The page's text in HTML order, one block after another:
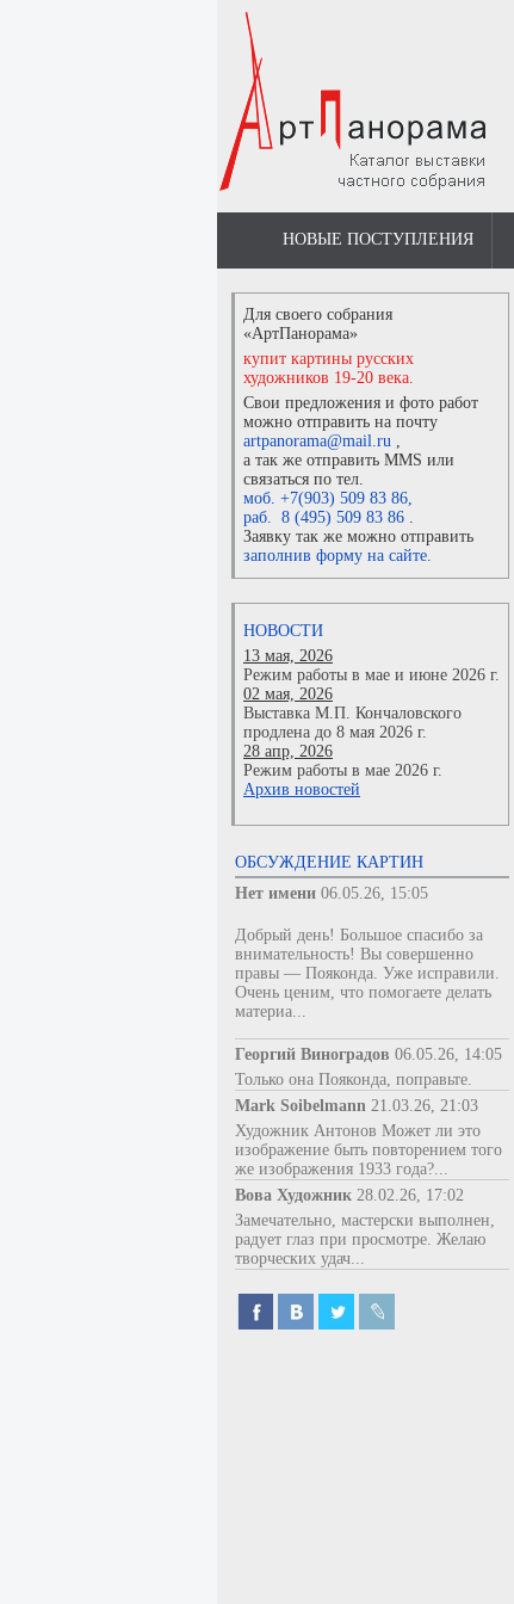
НОВЫЕ ПОСТУПЛЕНИЯ
Для своего собрания
«АртПанорама»
купит картины русских
художников 19-20 века.
Свои предложения и фото работ
можно отправить на почту
artpanorama@mail.ru ,
а так же отправить MMS или
связаться по тел.
моб. +7(903) 509 83 86,
раб. 8 (495) 509 83 86 .
Заявку так же можно отправить
заполнив форму на сайте.
НОВОСТИ
13 мая, 2026
Режим работы в мае и июне 2026 г.
02 мая, 2026
Выставка М.П. Кончаловского
продлена до 8 мая 2026 г.
28 апр, 2026
Режим работы в мае 2026 г.
Архив новостей
ОБСУЖДЕНИЕ КАРТИН
Нет имени 06.05.26, 15:05
Добрый день! Большое спасибо за
внимательность! Вы совершенно
правы — Пояконда. Уже исправили.
Очень ценим, что помогаете делать
материа...
Георгий Виноградов 06.05.26, 14:05
Только она Пояконда, поправьте.
Mark Soibelmann 21.03.26, 21:03
Художник Антонов Может ли это
изображение быть повторением того
же изображения 1933 года?...
Вова Художник 28.02.26, 17:02
Замечательно, мастерски выполнен,
радует глаз при просмотре. Желаю
творческих удач...